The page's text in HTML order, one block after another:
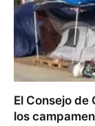
El Consejo
los